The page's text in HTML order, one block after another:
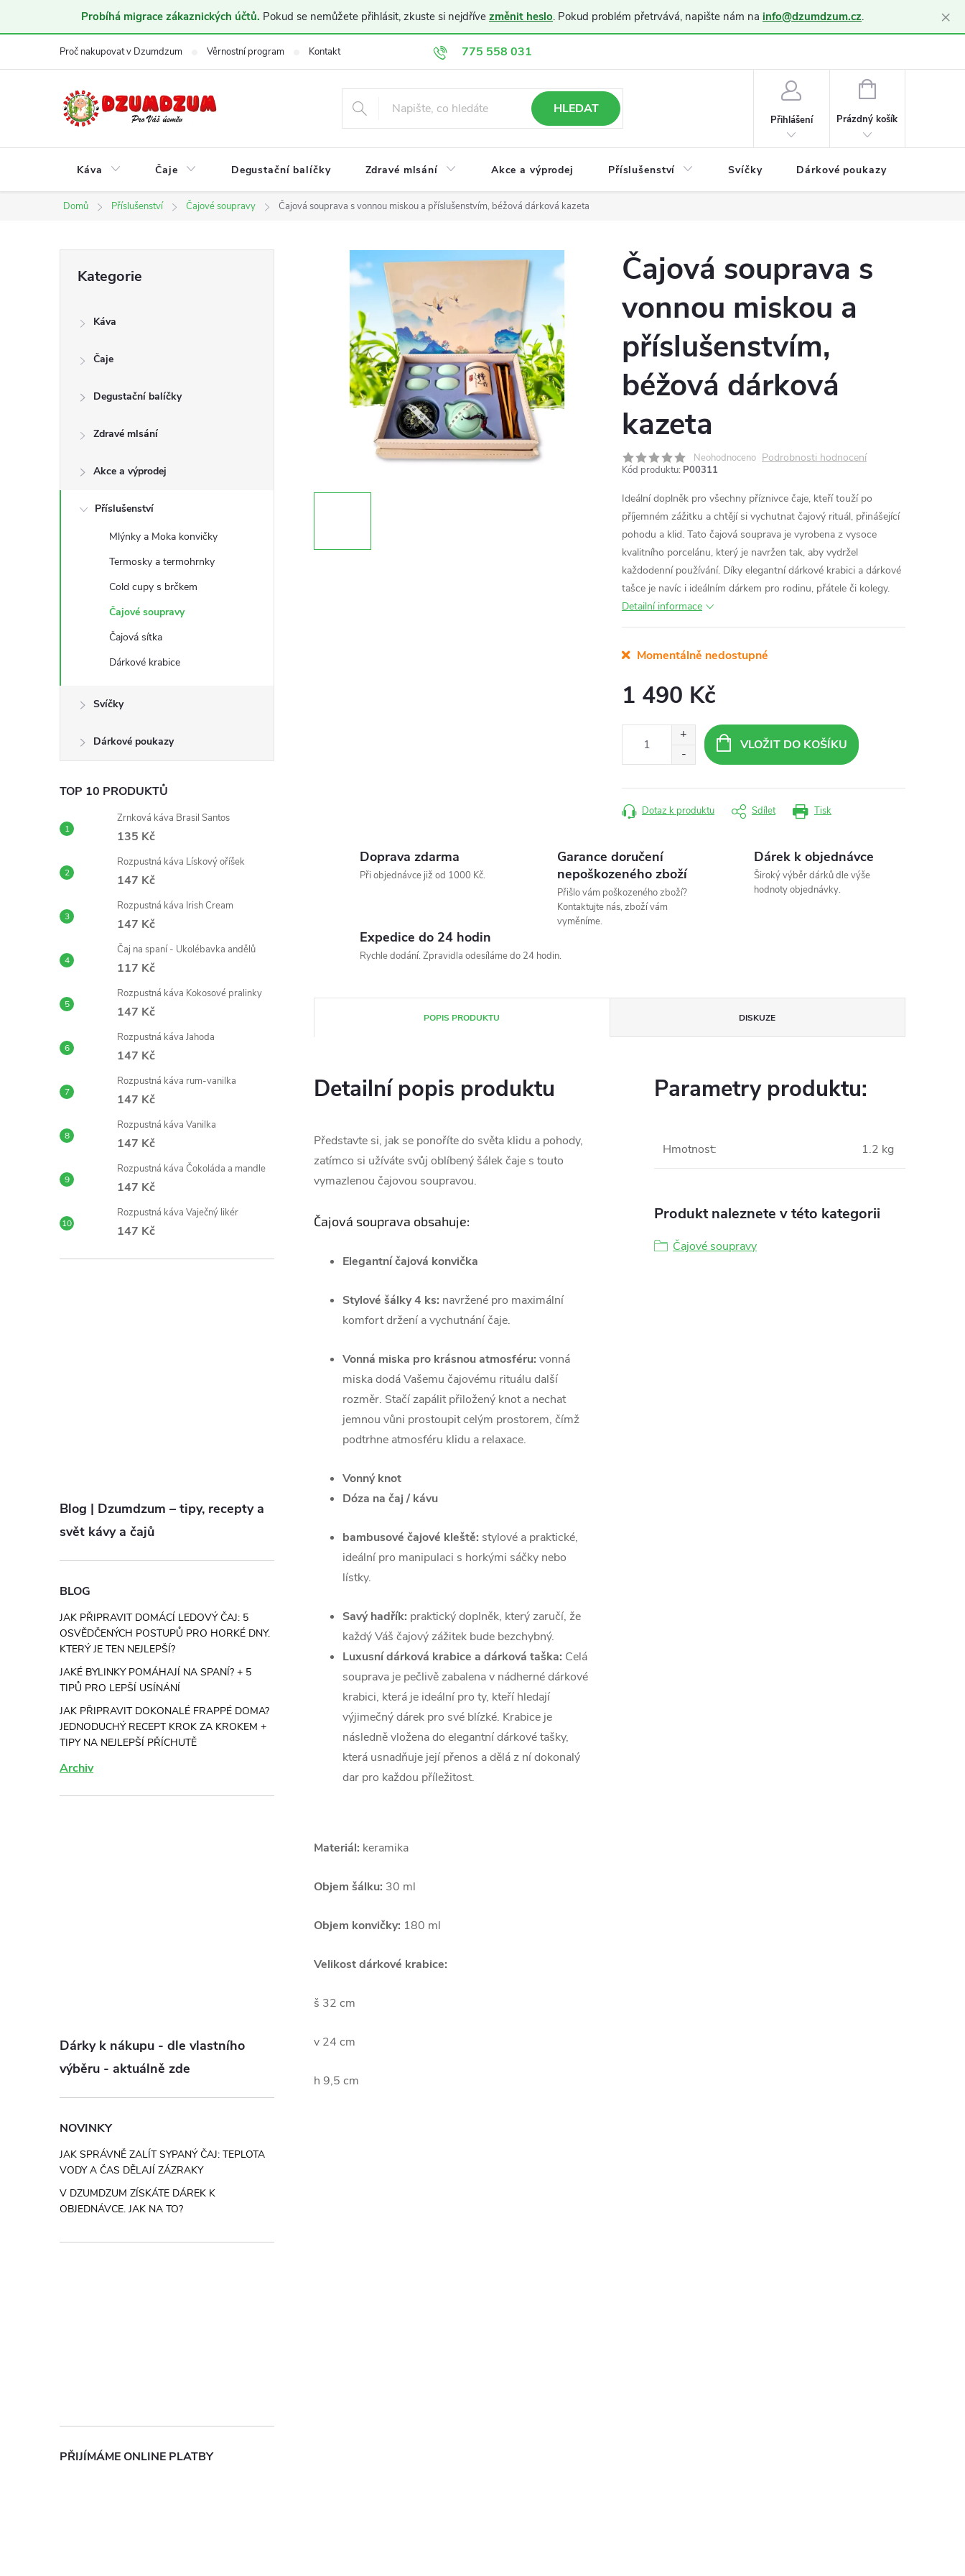
Probíhá migrace zákaznických účtů. Pokud se nemůžete přihlásit, zkuste si nejdříve změnit heslo. Pokud problém přetrvává, napište nám na info@dzumdzum.cz. ×
775 558 031
Proč nakupovat v Dzumdzum Věrnostní program Kontakt Doprava a platba Obchodní podmínky
HLEDAT
Přihlášení
NÁKUPNÍ
Prázdný košík
Káva Čaje Degustační balíčky Zdravé mlsání Akce a výprodej Příslušenství Svíčky Dárkové poukazy
Domů Příslušenství Čajové soupravy Čajová souprava s vonnou miskou a příslušenstvím, béžová dárková kazeta
n
e
kategorie
Kategorie
Káva
Čaje
Degustační balíčky
Zdravé mlsání
Akce a výprodej
Příslušenství
Mlýnky a Moka konvičky
Termosky a termohrnky
Cold cupy s brčkem
Čajové soupravy
Čajová sítka
Dárkové krabice
Svíčky
Dárkové poukazy
TOP 10 PRODUKTŮ
Zrnková káva Brasil Santos
135 Kč
Rozpustná káva Lískový oříšek
147 Kč
Rozpustná káva Irish Cream
147 Kč
Čaj na spaní - Ukolébavka andělů
117 Kč
Rozpustná káva Kokosové pralinky
147 Kč
Rozpustná káva Jahoda
147 Kč
Rozpustná káva rum-vanilka
147 Kč
Rozpustná káva Vanilka
147 Kč
Rozpustná káva Čokoláda a mandle
147 Kč
Rozpustná káva Vaječný likér
147 Kč
Blog | Dzumdzum – tipy, recepty a
svět kávy a čajů
BLOG
JAK PŘIPRAVIT DOMÁCÍ LEDOVÝ ČAJ: 5
OSVĚDČENÝCH POSTUPŮ PRO HORKÉ DNY.
KTERÝ JE TEN NEJLEPŠÍ?
JAKÉ BYLINKY POMÁHAJÍ NA SPANÍ? + 5
TIPŮ PRO LEPŠÍ USÍNÁNÍ
JAK PŘIPRAVIT DOKONALÉ FRAPPÉ DOMA?
JEDNODUCHÝ RECEPT KROK ZA KROKEM +
TIPY NA NEJLEPŠÍ PŘÍCHUTĚ
Archiv
Dárky k nákupu - dle vlastního
výběru - aktuálně zde
NOVINKY
JAK SPRÁVNĚ ZALÍT SYPANÝ ČAJ: TEPLOTA
VODY A ČAS DĚLAJÍ ZÁZRAKY
V DZUMDZUM ZÍSKÁTE DÁREK K
OBJEDNÁVCE. JAK NA TO?
PŘIJÍMÁME ONLINE PLATBY
Čajová souprava s
vonnou miskou a
příslušenstvím,
béžová dárková
kazeta
Neohodnoceno Podrobnosti hodnocení
Kód produktu: P00311
Ideální doplněk pro všechny příznivce čaje, kteří touží po
příjemném zážitku a chtějí si vychutnat čajový rituál, přinášející
pohodu a klid. Tato čajová souprava je vyrobena z vysoce
kvalitního porcelánu, který je navržen tak, aby vydržel
každodenní používání. Díky elegantní dárkové krabici a dárkové
tašce je navíc i ideálním dárkem pro rodinu, přátele či kolegy.
Detailní informace
Momentálně nedostupné
1 490 Kč
VLOŽIT DO KOŠÍKU
Tisk
Dotaz k produktu Sdílet
Doprava zdarma
Při objednávce již od 1000 Kč.
Garance doručení
nepoškozeného zboží
Přišlo vám poškozeného zboží?
Kontaktujte nás, zboží vám
vyměníme.
Dárek k objednávce
Široký výběr dárků dle výše
hodnoty objednávky.
Expedice do 24 hodin
Rychle dodání. Zpravidla odesíláme do 24 hodin.
POPIS PRODUKTU DISKUZE
Detailní popis produktu
Představte si, jak se ponoříte do světa klidu a pohody,
zatímco si užíváte svůj oblíbený šálek čaje s touto
vymazlenou čajovou soupravou.
Čajová souprava obsahuje:
Elegantní čajová konvička
Stylové šálky 4 ks: navržené pro maximální
komfort držení a vychutnání čaje.
Vonná miska pro krásnou atmosféru: vonná
miska dodá Vašemu čajovému rituálu další
rozměr. Stačí zapálit přiložený knot a nechat
jemnou vůni prostoupit celým prostorem, čímž
podtrhne atmosféru klidu a relaxace.
Vonný knot
Dóza na čaj / kávu
bambusové čajové kleště: stylové a praktické,
ideální pro manipulaci s horkými sáčky nebo
lístky.
Savý hadřík: praktický doplněk, který zaručí, že
každý Váš čajový zážitek bude bezchybný.
Luxusní dárková krabice a dárková taška: Celá
souprava je pečlivě zabalena v nádherné dárkové
krabici, která je ideální pro ty, kteří hledají
výjimečný dárek pro své blízké. Krabice je
následně vložena do elegantní dárkové tašky,
která usnadňuje její přenos a dělá z ní dokonalý
dar pro každou příležitost.
Materiál: keramika
Objem šálku: 30 ml
Objem konvičky: 180 ml
Velikost dárkové krabice:
š 32 cm
v 24 cm
h 9,5 cm
Parametry produktu:
Hmotnost: 1.2 kg
Produkt naleznete v této kategorii
Čajové soupravy